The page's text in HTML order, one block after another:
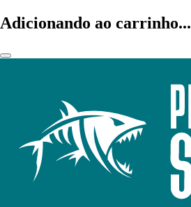
Adicionando ao carrinho...